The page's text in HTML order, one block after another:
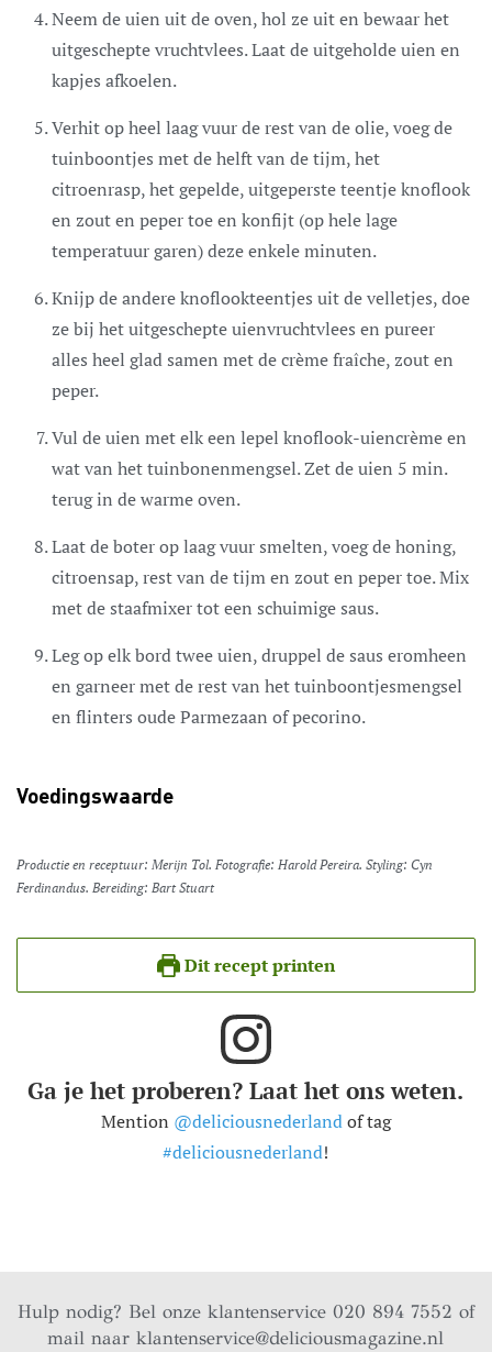
Neem de uien uit de oven, hol ze uit en bewaar het
uitgeschepte vruchtvlees. Laat de uitgeholde uien en
kapjes afkoelen.
Verhit op heel laag vuur de rest van de olie, voeg de
tuinboontjes met de helft van de tijm, het
citroenrasp, het gepelde, uitgeperste teentje knoflook
en zout en peper toe en konfijt (op hele lage
temperatuur garen) deze enkele minuten.
Knijp de andere knoflookteentjes uit de velletjes, doe
ze bij het uitgeschepte uienvruchtvlees en pureer
alles heel glad samen met de crème fraîche, zout en
peper.
Vul de uien met elk een lepel knoflook-uiencrème en
wat van het tuinbonenmengsel. Zet de uien 5 min.
terug in de warme oven.
Laat de boter op laag vuur smelten, voeg de honing,
citroensap, rest van de tijm en zout en peper toe. Mix
met de staafmixer tot een schuimige saus.
Leg op elk bord twee uien, druppel de saus eromheen
en garneer met de rest van het tuinboontjesmengsel
en flinters oude Parmezaan of pecorino.
Voedingswaarde
Productie en receptuur: Merijn Tol. Fotografie: Harold Pereira. Styling: Cyn
Ferdinandus. Bereiding: Bart Stuart
Dit recept printen
Ga je het proberen? Laat het ons weten.
Mention @deliciousnederlandof tag
#deliciousnederland!
Hulp nodig? Bel onze klantenservice 020 894 7552 of
mail naarklantenservice@deliciousmagazine.nl